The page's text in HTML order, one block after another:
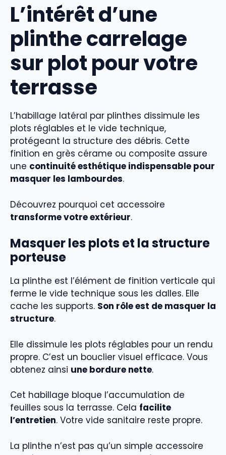
L’intérêt d’une
plinthe carrelage
sur plot pour votre
terrasse
L’habillage latéral par plinthes dissimule les
plots réglables et le vide technique,
protégeant la structure des débris. Cette
finition en grès cérame ou composite assure
une continuité esthétique indispensable pour
masquer les lambourdes.
Découvrez pourquoi cet accessoire
transforme votre extérieur.
Masquer les plots et la structure
porteuse
La plinthe est l’élément de finition verticale qui
ferme le vide technique sous les dalles. Elle
cache les supports. Son rôle est de masquer la
structure.
Elle dissimule les plots réglables pour un rendu
propre. C’est un bouclier visuel efficace. Vous
obtenez ainsi une bordure nette.
Cet habillage bloque l’accumulation de
feuilles sous la terrasse. Cela facilite
l’entretien. Votre vide sanitaire reste propre.
La plinthe n’est pas qu’un simple accessoire